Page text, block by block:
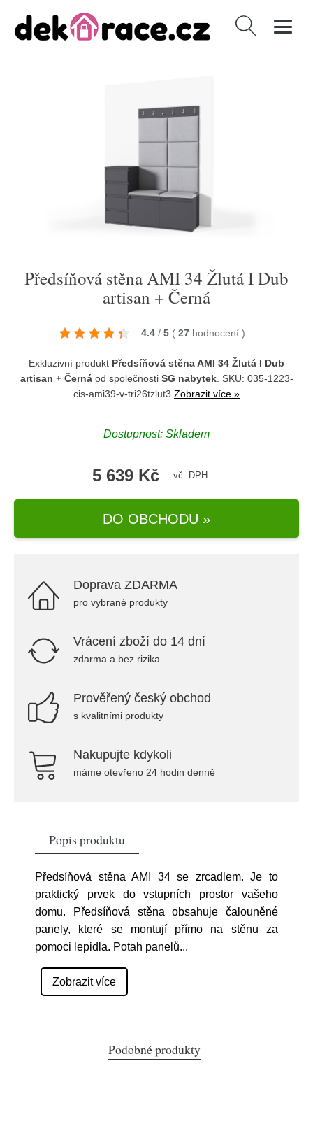
Vyhledávání
Předsíňová stěna AMI 34 Žlutá I Dub
artisan + Černá
4.4 / 5 ( 27 hodnocení )
Exkluzivní produkt Předsíňová stěna AMI 34 Žlutá I Dub
artisan + Černáod společnosti SG nabytek. SKU: 035-1223-
cis-ami39-v-tri26tzlut3 Zobrazit více »
Dostupnost: Skladem
5 639 Kč vč. DPH
DO OBCHODU »
Doprava ZDARMA
pro vybrané produkty
Vrácení zboží do 14 dní
zdarma a bez rizika
Prověřený český obchod
s kvalitními produkty
Nakupujte kdykoli
máme otevřeno 24 hodin denně
Popis produktu
Předsíňová stěna AMI 34 se zrcadlem. Je to
praktický prvek do vstupních prostor vašeho
domu. Předsíňová stěna obsahuje čalouněné
panely, které se montují přímo na stěnu za
pomoci lepidla. Potah panelů...
Zobrazit více
Podobné produkty